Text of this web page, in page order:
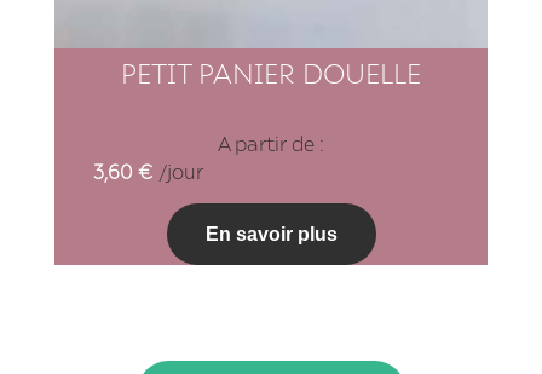
PETIT PANIER DOUELLE
A partir de :
3,60 € /jour
En savoir plus